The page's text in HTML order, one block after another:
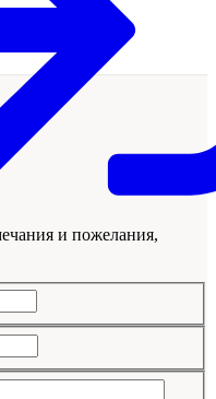
и пожелания,